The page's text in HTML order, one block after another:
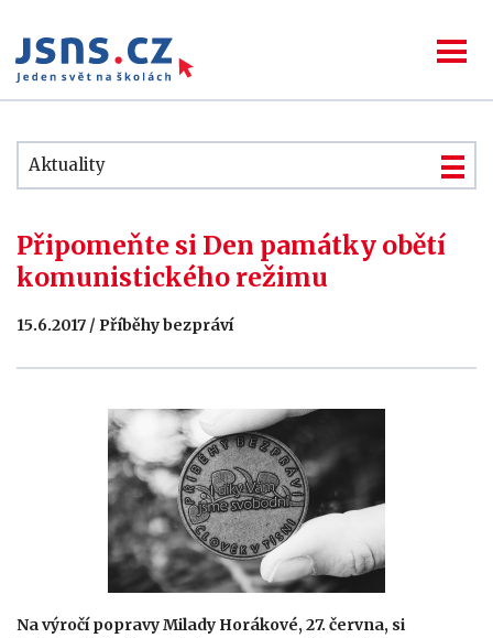
Aktuality
Připomeňte si Den památky obětí
komunistického režimu
15.6.2017 / Příběhy bezpráví
Na výročí popravy Milady Horákové, 27. června, si